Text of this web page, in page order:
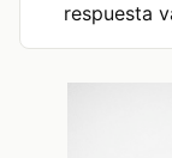
respuesta